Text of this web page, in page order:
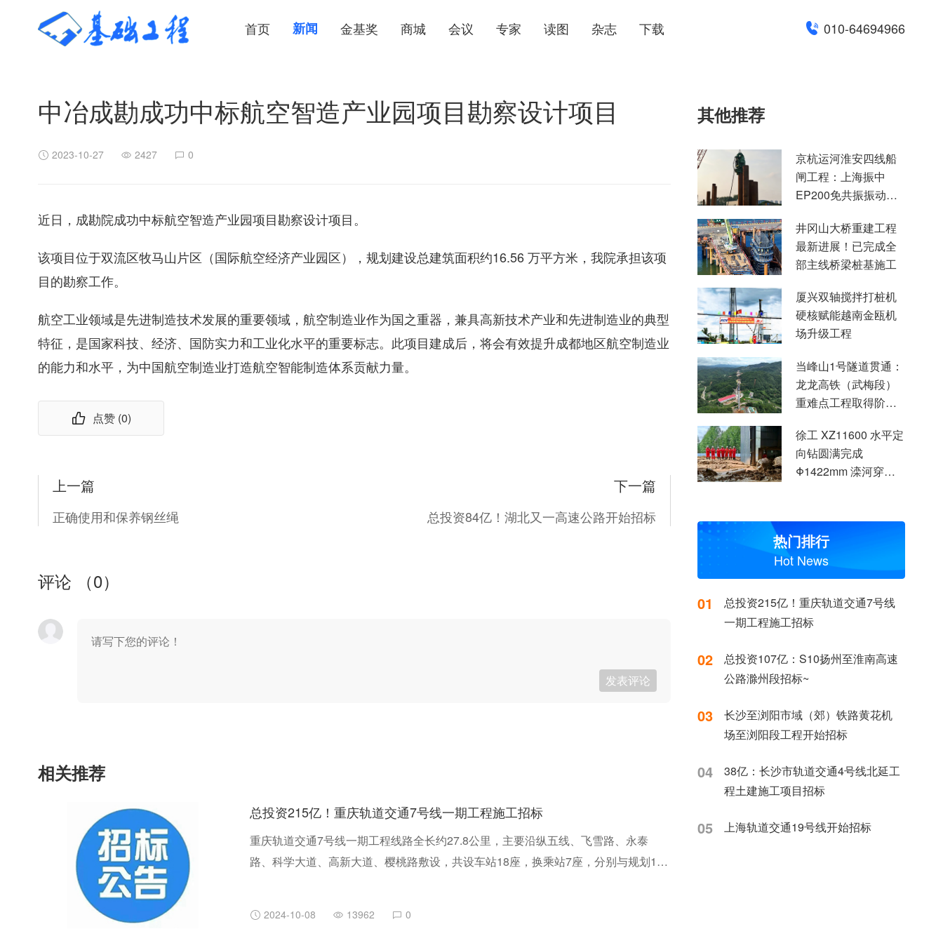
首页 新闻 金基奖 商城 会议 专家 读图 杂志 下载 010-64694966
中冶成勘成功中标航空智造产业园项目勘察设计项目
2023-10-27 2427 0
近日，成勘院成功中标航空智造产业园项目勘察设计项目。
该项目位于双流区牧马山片区（国际航空经济产业园区），规划建设总建筑面积约16.56 万平方米，我院承担该项
目的勘察工作。
航空工业领域是先进制造技术发展的重要领域，航空制造业作为国之重器，兼具高新技术产业和先进制造业的典型
特征，是国家科技、经济、国防实力和工业化水平的重要标志。此项目建成后，将会有效提升成都地区航空制造业
的能力和水平，为中国航空制造业打造航空智能制造体系贡献力量。
点赞 (0)
上一篇
正确使用和保养钢丝绳
下一篇
总投资84亿！湖北又一高速公路开始招标
评论 （0）
发表评论
相关推荐
总投资215亿！重庆轨道交通7号线一期工程施工招标
重庆轨道交通7号线一期工程线路全长约27.8公里，主要沿纵五线、飞雪路、永泰
路、科学大道、高新大道、樱桃路敷设，共设车站18座，换乘站7座，分别与规划17
2024-10-08 13962 0
其他推荐
京杭运河淮安四线船
闸工程：上海振中
EP200免共振振动锤
点项目建设
井冈山大桥重建工程
最新进展！已完成全
部主线桥梁桩基施工
厦兴双轴搅拌打桩机
硬核赋能越南金瓯机
场升级工程
当峰山1号隧道贯通：
龙龙高铁（武梅段）
重难点工程取得阶段
徐工 XZ11600 水平定
向钻圆满完成
Φ1422mm 滦河穿越
热门排行
Hot News
01
总投资215亿！重庆轨道交通7号线
一期工程施工招标
02
总投资107亿：S10扬州至淮南高速
公路滁州段招标~
03
长沙至浏阳市域（郊）铁路黄花机
场至浏阳段工程开始招标
04
38亿：长沙市轨道交通4号线北延工
程土建施工项目招标
05 上海轨道交通19号线开始招标